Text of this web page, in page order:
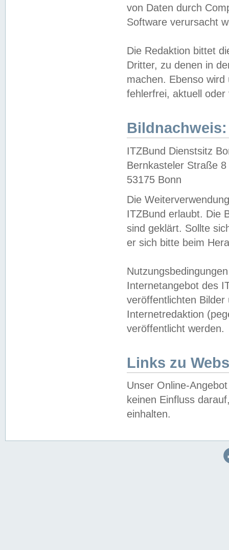
von Daten durch
Software verursacht
Die Redaktion bittet
Dritter, zu denen in
machen. Ebenso
fehlerfrei, aktuell oder
Bildnachweis:
ITZBund Dienstsitz
Bernkasteler Straße 8
53175 Bonn
Die
ITZBund erlaubt. Die
sind geklärt. Sollte
er sich bitte beim
Internetangebot des
veröffentlichten
Internetredaktion
veröffentlicht werden.
Links zu
Unser Online-
keinen Einfluss
einhalten.